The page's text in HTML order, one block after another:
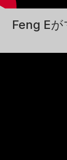
Feng E